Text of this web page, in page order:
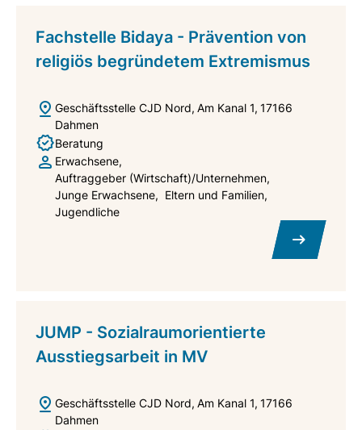
Fachstelle Bidaya - Prävention von
religiös begründetem Extremismus
Geschäftsstelle CJD Nord Am Kanal 1 17166
Dahmen
Beratung
Erwachsene
Auftraggeber (Wirtschaft)/Unternehmen
Junge Erwachsene
Eltern und Familien
Jugendliche
JUMP - Sozialraumorientierte
Ausstiegsarbeit in MV
Geschäftsstelle CJD Nord Am Kanal 1 17166
Dahmen